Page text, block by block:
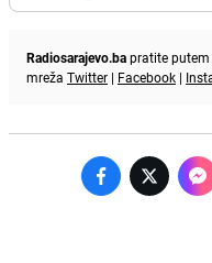
Radiosarajevo.bapratite
mreža Twitter | Facebook |